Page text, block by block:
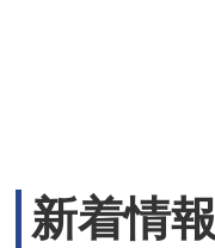
新着情報